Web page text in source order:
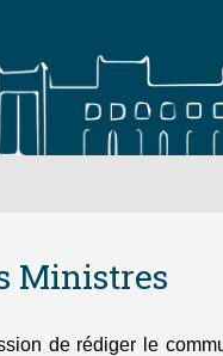
Ministres
de rédiger le